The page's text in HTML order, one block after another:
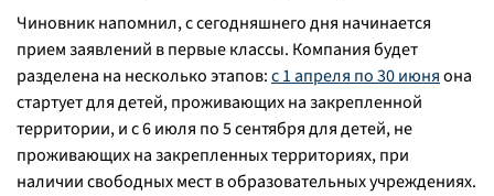
Чиновник напомнил, с сегодняшнего дня начинается
прием заявлений в первые классы. Компания будет
разделена на несколько этапов:с 1 апреля по 30 июняона
стартует для детей, проживающих на закрепленной
территории, и с 6 июля по 5 сентября для детей, не
проживающих на закрепленных территориях, при
наличии свободных мест в образовательных учреждениях.